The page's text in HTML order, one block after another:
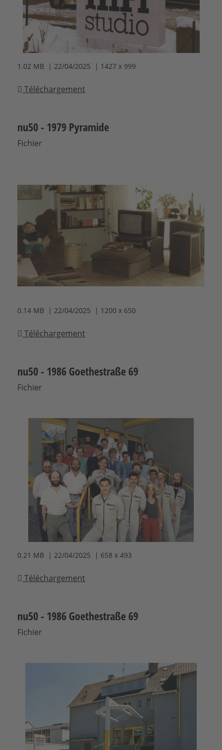
1.02 MB | 22/04/2025 | 1427 x 999
Téléchargement
nu50 - 1979 Pyramide
Fichier
0.14 MB | 22/04/2025 | 1200 x 650
Téléchargement
nu50 - 1986 Goethestraße 69
Fichier
0.21 MB | 22/04/2025 | 658 x 493
Téléchargement
nu50 - 1986 Goethestraße 69
Fichier